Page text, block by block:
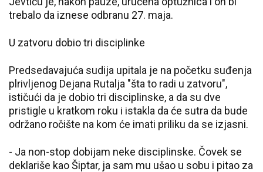
trebalo da iznese odbranu 27. maja.
U zatvoru dobio tri disciplinke
Predsedavajuća sudija upitala je na početku suđenja
plrivljenog Dejana Rutalja "šta to radi u zatvoru",
ističući da je dobio tri disciplinske, a da su dve
pristigle u kratkom roku i istakla da će sutra da bude
održano ročište na kom će imati priliku da se izjasni.
- Ja non-stop dobijam neke disciplinske. Čovek se
deklariše kao Šiptar, ja sam mu ušao u sobu i pitao za